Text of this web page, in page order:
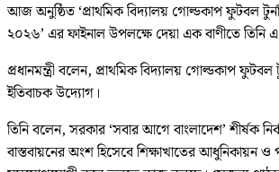
আজ অনুষ্ঠিত ‘প্রাথমিক বিদ্যালয় গোল্ডকাপ ফুটবল
২০২৬’ এর ফাইনাল উপলক্ষে দেয়া এক বাণীতে তিনি
প্রধানমন্ত্রী বলেন, প্রাথমিক বিদ্যালয় গোল্ডকাপ ফুটবল
ইতিবাচক উদ্যোগ।
তিনি বলেন, সরকার ‘সবার আগে বাংলাদেশ’ শীর্ষক
বাস্তবায়নের অংশ হিসেবে শিক্ষাখাতের আধুনিকায়ন ও